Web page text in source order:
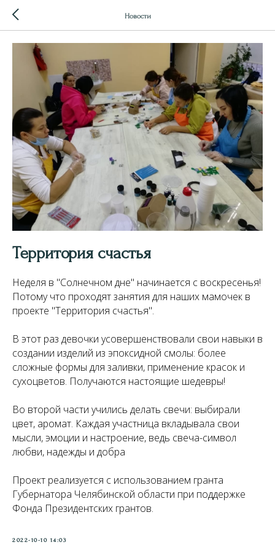
Новости
Территория счастья
Неделя в "Солнечном дне" начинается с воскресенья!
Потому что проходят занятия для наших мамочек в
проекте "Территория счастья".
В этот раз девочки усовершенствовали свои навыки в
создании изделий из эпоксидной смолы: более
сложные формы для заливки, применение красок и
сухоцветов. Получаются настоящие шедевры!
Во второй части учились делать свечи: выбирали
цвет, аромат. Каждая участница вкладывала свои
мысли, эмоции и настроение, ведь свеча-символ
любви, надежды и добра
Проект реализуется с использованием гранта
Губернатора Челябинской области при поддержке
Фонда Президентских грантов.
2022-10-10 14:03